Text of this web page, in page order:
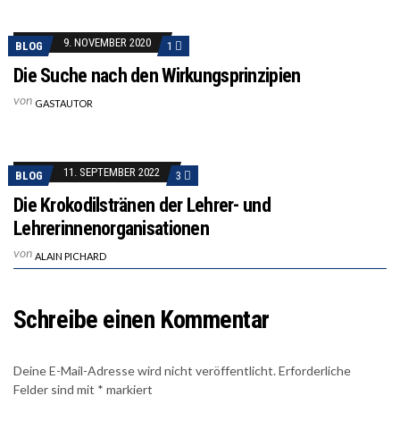
BLOG 9. NOVEMBER 2020 1
Die Suche nach den Wirkungsprinzipien
von GASTAUTOR
BLOG 11. SEPTEMBER 2022 3
Die Krokodilstränen der Lehrer- und
Lehrerinnenorganisationen
von ALAIN PICHARD
Schreibe einen Kommentar
Deine E-Mail-Adresse wird nicht veröffentlicht.Erforderliche
Felder sind mit * markiert